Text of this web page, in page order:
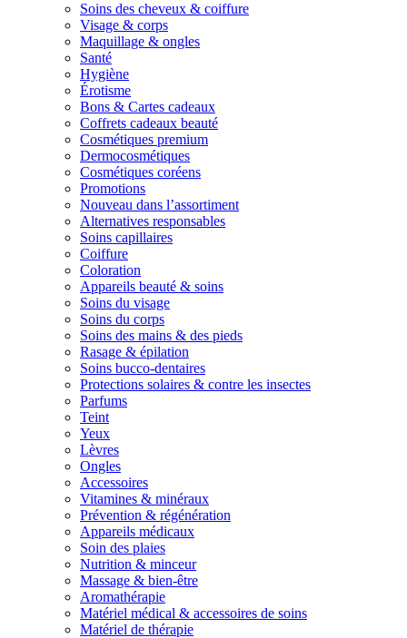
Soins des cheveux & coiffure
Visage & corps
Maquillage & ongles
Santé
Hygiène
Érotisme
Bons & Cartes cadeaux
Coffrets cadeaux beauté
Cosmétiques premium
Dermocosmétiques
Cosmétiques coréens
Promotions
Nouveau dans l’assortiment
Alternatives responsables
Soins capillaires
Coiffure
Coloration
Appareils beauté & soins
Soins du visage
Soins du corps
Soins des mains & des pieds
Rasage & épilation
Soins bucco-dentaires
Protections solaires & contre les insectes
Parfums
Teint
Yeux
Lèvres
Ongles
Accessoires
Vitamines & minéraux
Prévention & régénération
Appareils médicaux
Soin des plaies
Nutrition & minceur
Massage & bien-être
Aromathérapie
Matériel médical & accessoires de soins
Matériel de thérapie